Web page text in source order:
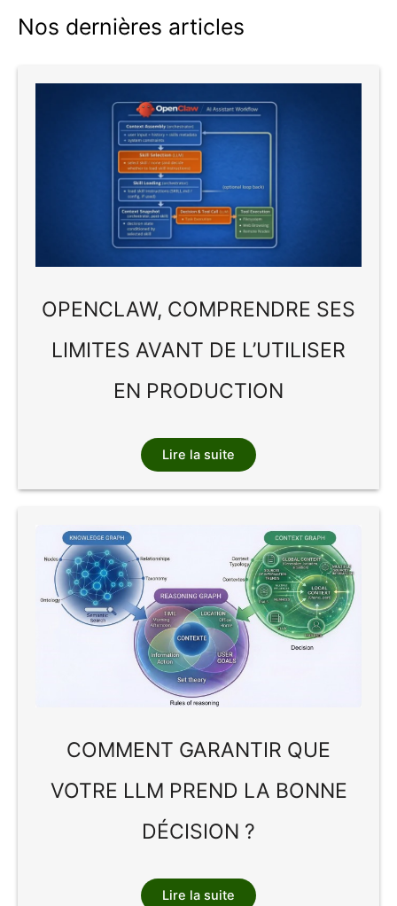
Nos dernières articles
OPENCLAW, COMPRENDRE SES
LIMITES AVANT DE L’UTILISER
EN PRODUCTION
Lire la suite
COMMENT GARANTIR QUE
VOTRE LLM PREND LA BONNE
DÉCISION ?
Lire la suite